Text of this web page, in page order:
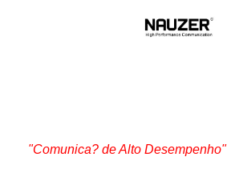
"Comunica? de Alto Desempenho"